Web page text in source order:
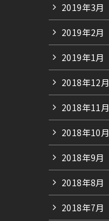
2019年3月
2019年2月
2019年1月
2018年12月
2018年11月
2018年10月
2018年9月
2018年8月
2018年7月